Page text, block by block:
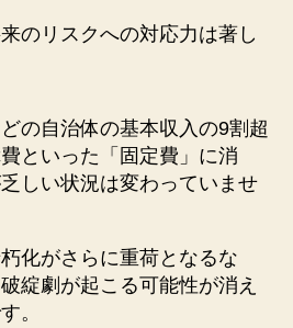
のリスクへの対応力は著し
の自治体の基本収入の9割超
といった「固定費」に消
しい状況は変わっていませ
化がさらに重荷となるな
綻劇が起こる可能性が消え
。